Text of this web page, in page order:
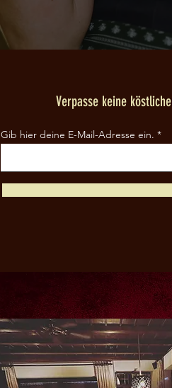
Verpasse keine
Gib hier deine E-Mail-Adresse ein.